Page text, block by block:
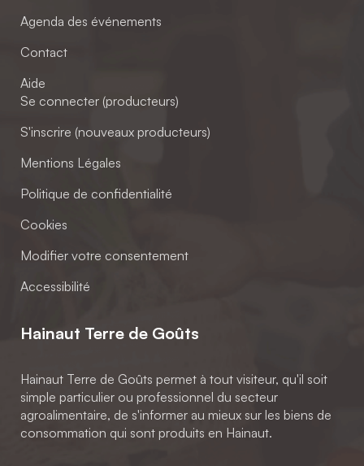
Agenda des événements
Contact
Aide
Se connecter (producteurs)
S'inscrire (nouveaux producteurs)
Mentions Légales
Politique de confidentialité
Cookies
Modifier votre consentement
Accessibilité
Hainaut Terre de Goûts
Hainaut Terre de Goûts permet à tout visiteur, qu'il soit
simple particulier ou professionnel du secteur
agroalimentaire, de s'informer au mieux sur les biens de
consommation qui sont produits en Hainaut.